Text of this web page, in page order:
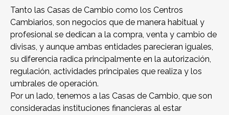
Tanto las Casas de Cambio como los Centros
Cambiarios, son negocios que de manera habitual y
profesional se dedican a la compra, venta y cambio de
divisas, y aunque ambas entidades parecieran iguales,
su diferencia radica principalmente en la autorización,
regulación, actividades principales que realiza y los
umbrales de operación.
Por un lado, tenemos a las Casas de Cambio, que son
consideradas instituciones financieras al estar